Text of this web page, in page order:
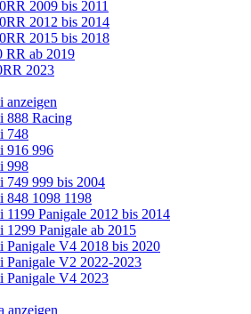
2009 bis 2011
2012 bis 2014
2015 bis 2018
RR ab 2019
2023
anzeigen
888 Racing
748
916 996
998
749 999 bis 2004
848 1098 1198
1199 Panigale 2012 bis 2014
1299 Panigale ab 2015
Panigale V4 2018 bis 2020
Panigale V2 2022-2023
Panigale V4 2023
anzeigen